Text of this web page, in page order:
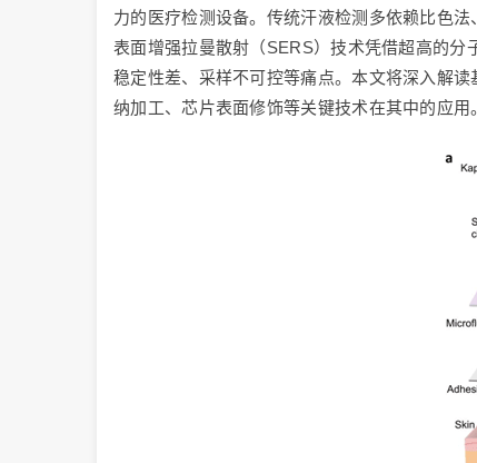
力的医疗检测设备。传统汗液检测多依赖比色
表面增强拉曼散射（SERS）技术凭借超高的
稳定性差、采样不可控等痛点。本文将深入解
纳加工、芯片表面修饰等关键技术在其中的应用